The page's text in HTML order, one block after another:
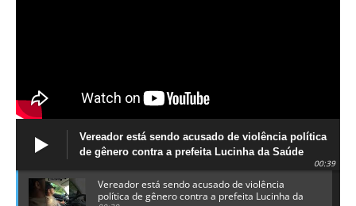
Vereador está sendo acusado de violência política
de gênero contra a prefeita Lucinha da Saúde
00:39
Vereador está sendo acusado de violência
política de gênero contra a prefeita Lucinha da